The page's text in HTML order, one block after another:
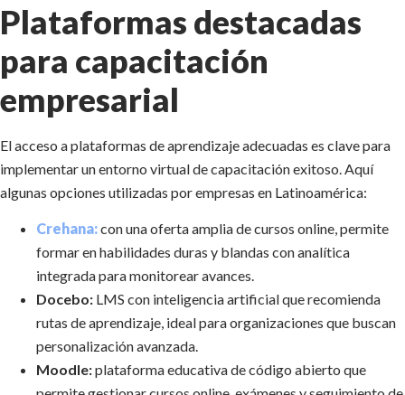
Plataformas destacadas
para capacitación
empresarial
El acceso a plataformas de aprendizaje adecuadas es clave para
implementar un entorno virtual de capacitación exitoso. Aquí
algunas opciones utilizadas por empresas en Latinoamérica:
Crehana:con una oferta amplia de cursos online, permite
formar en habilidades duras y blandas con analítica
integrada para monitorear avances.
Docebo: LMS con inteligencia artificial que recomienda
rutas de aprendizaje, ideal para organizaciones que buscan
personalización avanzada.
Moodle:plataforma educativa de código abierto que